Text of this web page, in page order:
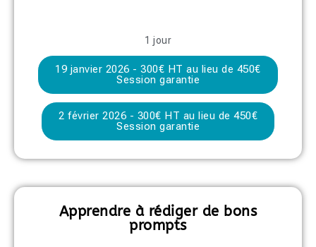
1 jour
19 janvier 2026 - 300€ HT au lieu de 450€
Session garantie
2 février 2026 - 300€ HT au lieu de 450€
Session garantie
Apprendre à rédiger de bons
prompts